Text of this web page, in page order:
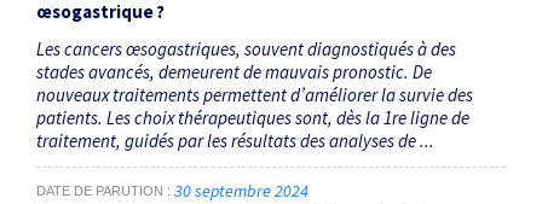
œsogastrique ?
Les cancers œsogastriques, souvent diagnostiqués à des
stades avancés, demeurent de mauvais pronostic. De
nouveaux traitements permettent d’améliorer la survie des
patients. Les choix thérapeutiques sont, dès la 1re ligne de
traitement, guidés par les résultats des analyses de ...
DATE DE PARUTION 30 septembre 2024